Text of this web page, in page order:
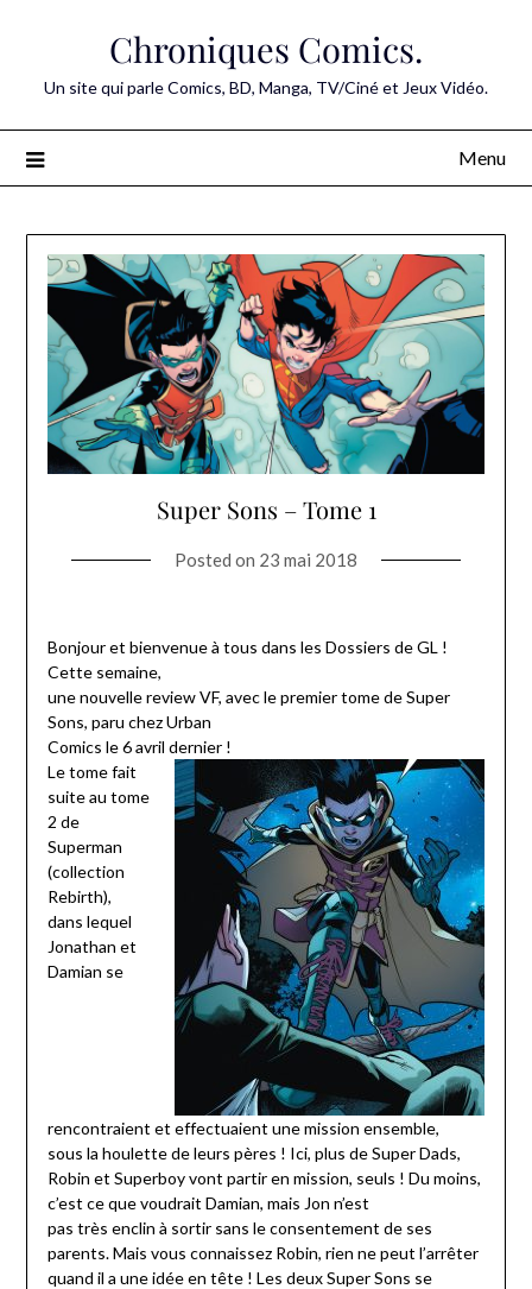
Chroniques Comics.
Un site qui parle Comics, BD, Manga, TV/Ciné et Jeux Vidéo.
Menu
Super Sons – Tome 1
Posted on 23 mai 2018
Bonjour et bienvenue à tous dans les Dossiers de GL !
Cette semaine,
une nouvelle review VF, avec le premier tome de Super
Sons, paru chez Urban
Comics le 6 avril dernier !
Le tome fait
suite au tome
2 de
Superman
(collection
Rebirth),
dans lequel
Jonathan et
Damian se
rencontraient et effectuaient une mission ensemble,
sous la houlette de leurs pères ! Ici, plus de Super Dads,
Robin et Superboy vont partir en mission, seuls ! Du moins,
c’est ce que voudrait Damian, mais Jon n’est
pas très enclin à sortir sans le consentement de ses
parents. Mais vous connaissez Robin, rien ne peut l’arrêter
quand il a une idée en tête ! Les deux Super Sons se